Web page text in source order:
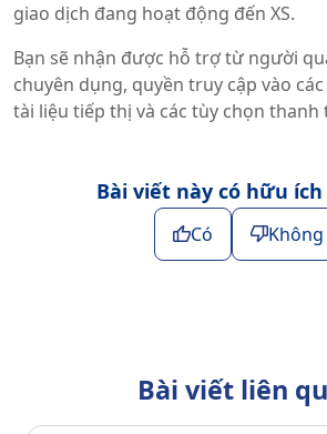
giao dịch đang hoạt động đến XS.
Bạn sẽ nhận được hỗ trợ từ người
chuyên dụng, quyền truy cập vào
tài liệu tiếp thị và các tùy chọn thanh
Bài viết này có hữu
Có Không
Bài viết liên